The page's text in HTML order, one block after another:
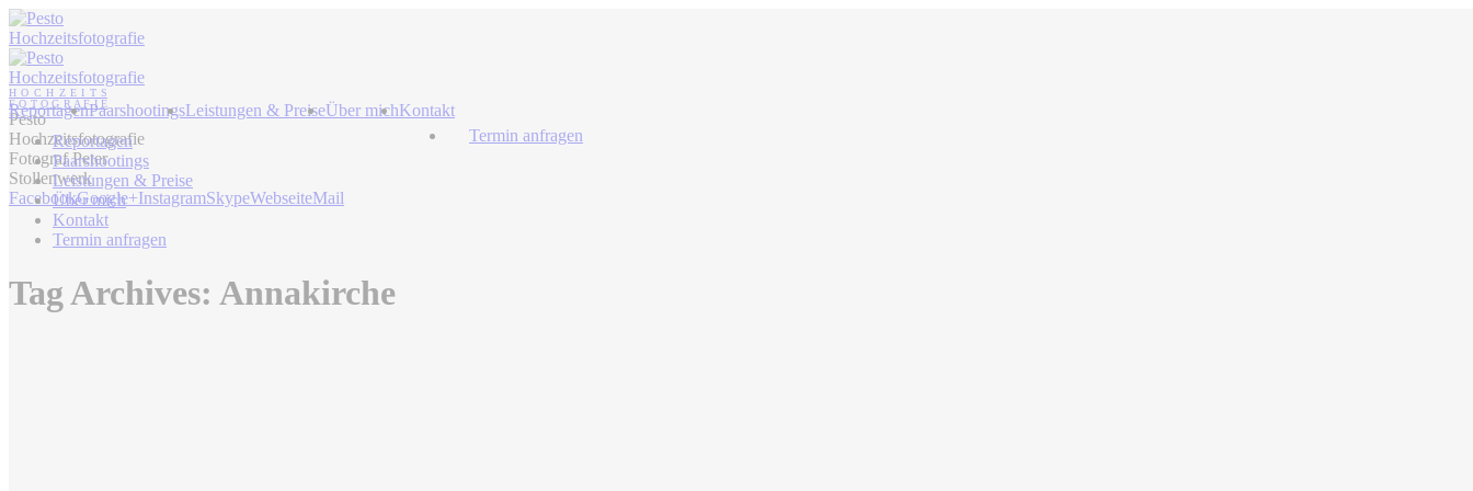
Pesto
Hochzeitsfotografie
Fotograf Peter
Stollenwerk
FacebookGoogle+InstagramSkypeWebseiteMail
ReportagenPaarshootingsLeistungen & PreiseÜber michKontakt
Termin anfragen
Reportagen
Paarshootings
Leistungen & Preise
Über mich
Kontakt
Termin anfragen
Tag Archives: Annakirche